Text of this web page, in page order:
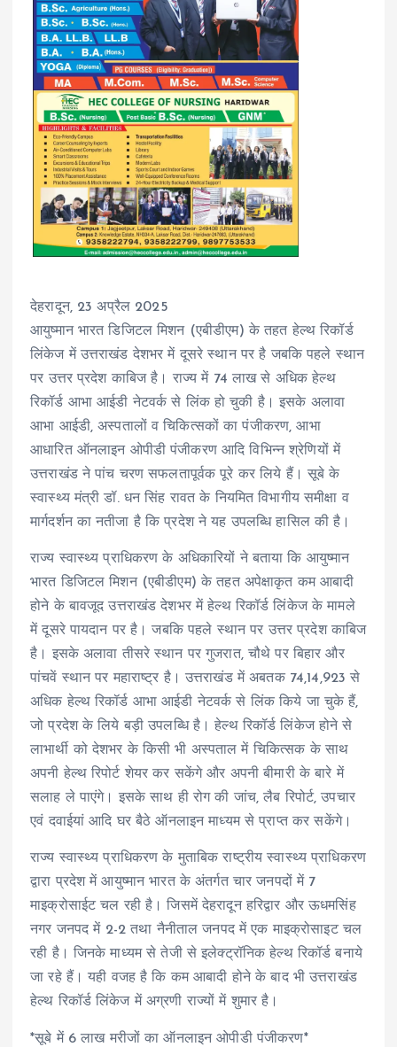
देहरादून, 23 अप्रैल 2025
आयुष्मान भारत डिजिटल मिशन (एबीडीएम) के तहत हेल्थ रिकॉर्ड
लिंकेज में उत्तराखंड देशभर में दूसरे स्थान पर है जबकि पहले स्थान
पर उत्तर प्रदेश काबिज है। राज्य में 74 लाख से अधिक हेल्थ
रिकॉर्ड आभा आईडी नेटवर्क से लिंक हो चुकी है। इसके अलावा
आभा आईडी, अस्पतालों व चिकित्सकों का पंजीकरण, आभा
आधारित ऑनलाइन ओपीडी पंजीकरण आदि विभिन्न श्रेणियों में
उत्तराखंड ने पांच चरण सफलतापूर्वक पूरे कर लिये हैं। सूबे के
स्वास्थ्य मंत्री डॉ. धन सिंह रावत के नियमित विभागीय समीक्षा व
मार्गदर्शन का नतीजा है कि प्रदेश ने यह उपलब्धि हासिल की है।
राज्य स्वास्थ्य प्राधिकरण के अधिकारियों ने बताया कि आयुष्मान
भारत डिजिटल मिशन (एबीडीएम) के तहत अपेक्षाकृत कम आबादी
होने के बावजूद उत्तराखंड देशभर में हेल्थ रिकॉर्ड लिंकेज के मामले
में दूसरे पायदान पर है। जबकि पहले स्थान पर उत्तर प्रदेश काबिज
है। इसके अलावा तीसरे स्थान पर गुजरात, चौथे पर बिहार और
पांचवें स्थान पर महाराष्ट्र है। उत्तराखंड में अबतक 74,14,923 से
अधिक हेल्थ रिकॉर्ड आभा आईडी नेटवर्क से लिंक किये जा चुके हैं,
जो प्रदेश के लिये बड़ी उपलब्धि है। हेल्थ रिकॉर्ड लिंकेज होने से
लाभार्थी को देशभर के किसी भी अस्पताल में चिकित्सक के साथ
अपनी हेल्थ रिपोर्ट शेयर कर सकेंगे और अपनी बीमारी के बारे में
सलाह ले पाएंगे। इसके साथ ही रोग की जांच, लैब रिपोर्ट, उपचार
एवं दवाईयां आदि घर बैठे ऑनलाइन माध्यम से प्राप्त कर सकेंगे।
राज्य स्वास्थ्य प्राधिकरण के मुताबिक राष्ट्रीय स्वास्थ्य प्राधिकरण
द्वारा प्रदेश में आयुष्मान भारत के अंतर्गत चार जनपदों में 7
माइक्रोसाईट चल रही है। जिसमें देहरादून हरिद्वार और ऊधमसिंह
नगर जनपद में 2-2 तथा नैनीताल जनपद में एक माइक्रोसाइट चल
रही है। जिनके माध्यम से तेजी से इलेक्ट्रॉनिक हेल्थ रिकॉर्ड बनाये
जा रहे हैं। यही वजह है कि कम आबादी होने के बाद भी उत्तराखंड
हेल्थ रिकॉर्ड लिंकेज में अग्रणी राज्यों में शुमार है।
*सूबे में 6 लाख मरीजों का ऑनलाइन ओपीडी पंजीकरण*